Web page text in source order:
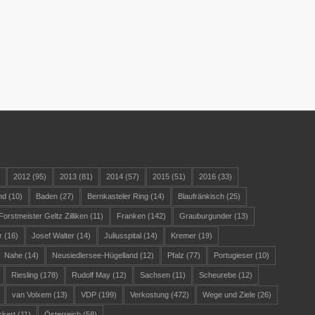
2012 (95) 2013 (81) 2014 (57) 2015 (51) 2016 (33)
(10) Baden (27) Bernkasteler Ring (14) Blaufränkisch (25)
Geltz Zilliken (11) Franken (142) Grauburgunder (13)
(16) Josef Walter (14) Juliusspital (14) Kremer (19)
Nahe (14) Neusiedlersee-Hügelland (12) Pfalz (77) Portugieser (10)
Riesling (178) Rudolf May (12) Sachsen (11) Scheurebe (12)
van Volxem (13) VDP (199) Verkostung (472) Wege und Ziele (26)